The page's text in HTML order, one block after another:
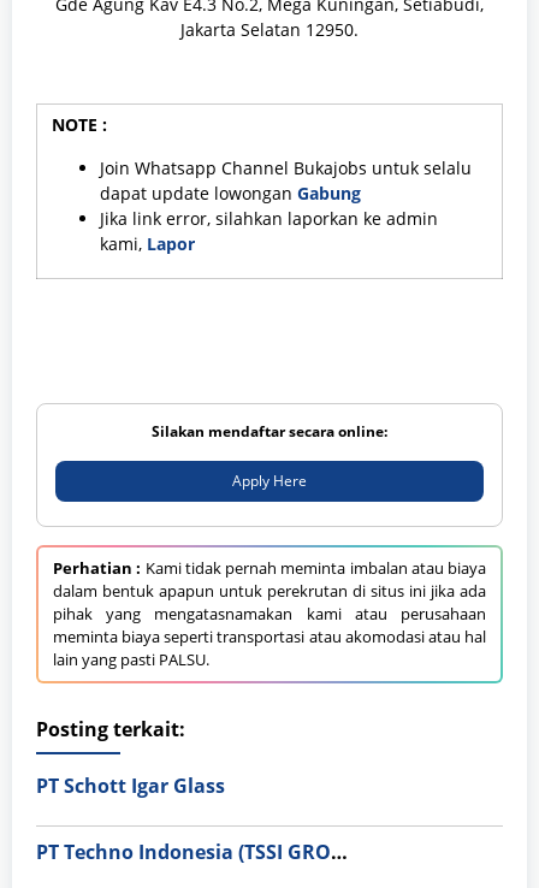
Jakarta Selatan 12950.
NOTE :
Join Whatsapp Channel Bukajobs untuk selalu
dapat update lowongan Gabung
Jika link error, silahkan laporkan ke admin
kami, Lapor
Silakan mendaftar secara online:
Apply Here
Perhatian : Kami tidak pernah meminta imbalan atau biaya
dalam bentuk apapun untuk perekrutan di situs ini jika ada
pihak yang mengatasnamakan kami atau perusahaan
meminta biaya seperti transportasi atau akomodasi atau hal
lain yang pasti PALSU.
Posting terkait:
PT Schott Igar Glass
PT Techno Indonesia (TSSI GROUP)